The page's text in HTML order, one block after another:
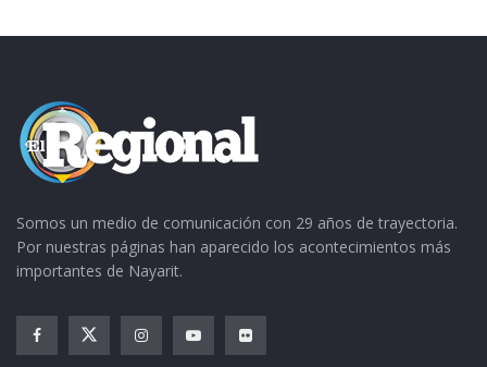
Somos un medio de comunicación con 29 años de trayectoria.
Por nuestras páginas han aparecido los acontecimientos más
importantes de Nayarit.